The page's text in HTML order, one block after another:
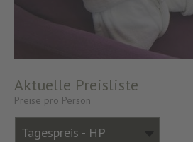
Aktuelle Preisliste
Preise pro Person
Tagespreis - HP